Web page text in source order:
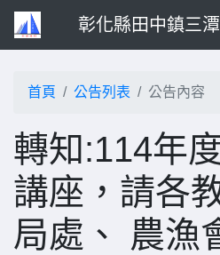
彰化縣田中鎮三
首頁 公告列表 公告內容
轉知:114年
講座，請各
局處、 農漁